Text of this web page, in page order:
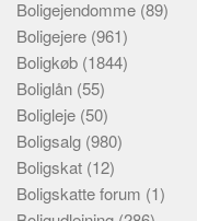
Boligejendomme (89)
Boligejere (961)
Boligkøb (1844)
Boliglån (55)
Boligleje (50)
Boligsalg (980)
Boligskat (12)
Boligskatte forum (1)